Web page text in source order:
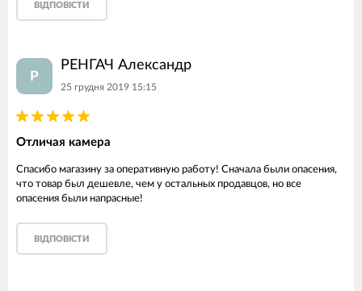
ВІДПОВІСТИ
Р
РЕНГАЧ Александр
25 грудня 2019 15:15
Отличая камера
Спасибо магазину за оперативную работу! Сначала были опасения,
что товар был дешевле, чем у остальных продавцов, но все
опасения были напрасные!
ВІДПОВІСТИ